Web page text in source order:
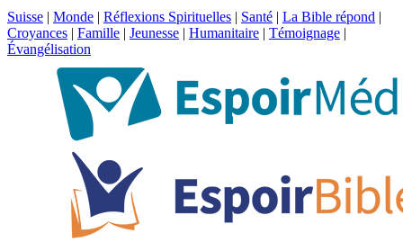
Suisse | Monde | Réflexions Spirituelles | Santé | La Bible répond |
Croyances | Famille | Jeunesse | Humanitaire | Témoignage |
Évangélisation